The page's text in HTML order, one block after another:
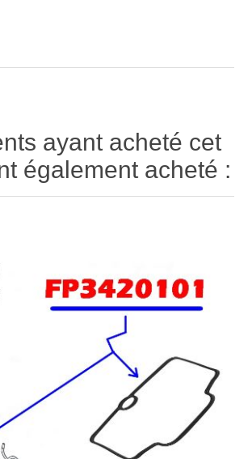
ayant acheté cet
également acheté :